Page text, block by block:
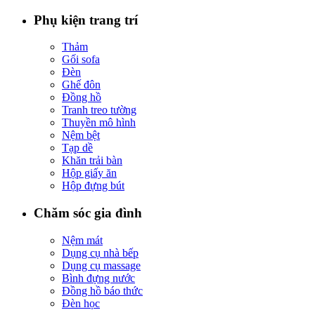
Phụ kiện trang trí
Thảm
Gối sofa
Đèn
Ghế đôn
Đồng hồ
Tranh treo tường
Thuyền mô hình
Nệm bệt
Tạp dề
Khăn trải bàn
Hộp giấy ăn
Hộp đựng bút
Chăm sóc gia đình
Nệm mát
Dụng cụ nhà bếp
Dụng cụ massage
Bình đựng nước
Đồng hồ báo thức
Đèn học